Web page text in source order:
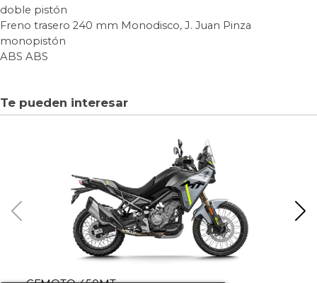
doble pistón
Freno trasero 240 mm Monodisco, J. Juan Pinza
monopistón
ABS ABS
Te pueden interesar